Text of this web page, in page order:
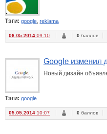
Тэги: google, reklama
06.05.2014 09:10 0 баллов
Google изменил
Новый дизайн
Тэги: google
05.05.2014 10:07 0 баллов